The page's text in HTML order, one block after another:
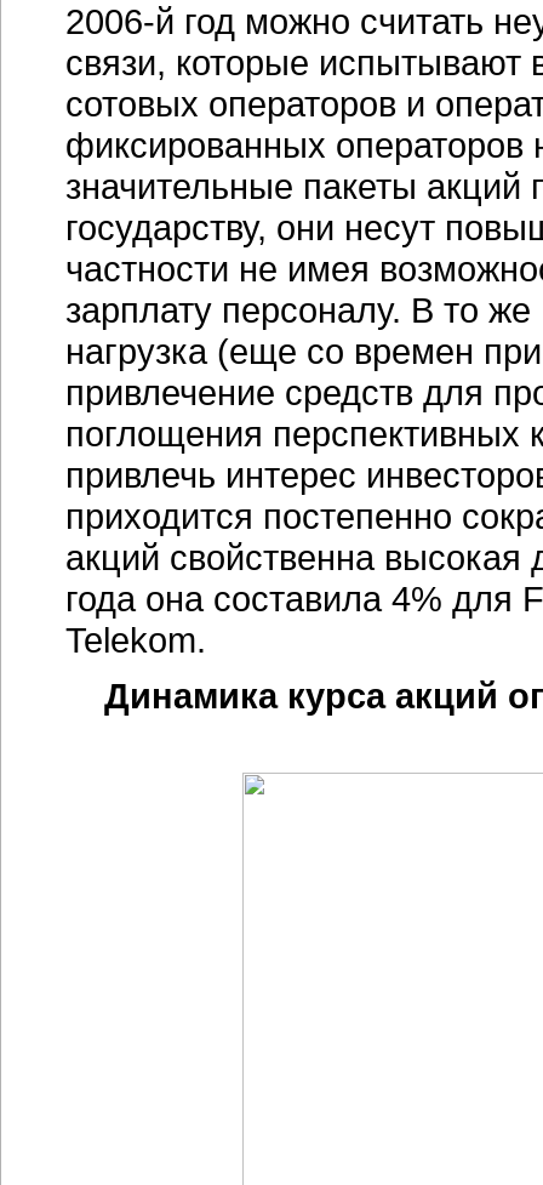
2006-й год можно считать
связи, которые
сотовых операторов и
фиксированных операторов
значительные пакеты
государству, они несут
частности не имея
зарплату персоналу. В то
нагрузка (еще со времен
привлечение средств для
поглощения
привлечь интерес
приходится постепенно
акций свойственна высокая
года она составила 4% для
Telekom.
Динамика курса акций